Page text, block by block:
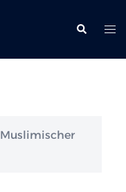
Suche
Muslimischer